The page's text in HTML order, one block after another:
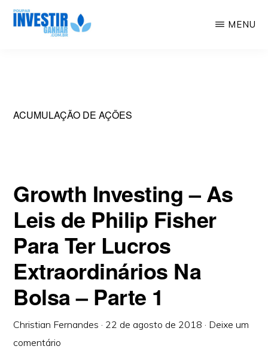
Skip
Geração
MENU
ACUMULAÇÃO DE AÇÕES
Growth Investing – As
Leis de Philip Fisher
Para Ter Lucros
Extraordinários Na
Bolsa – Parte 1
Christian Fernandes · 22 de agosto de 2018 · Deixe um
comentário